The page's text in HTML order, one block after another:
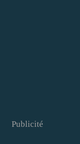
Publicité